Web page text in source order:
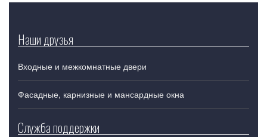
Наши друзья
Входные и межкомнатные двери
Фасадные, карнизные и мансардные окна
Служба поддержки